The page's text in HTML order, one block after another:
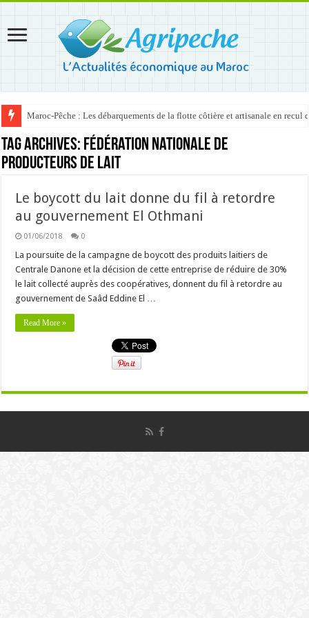
Maroc-Pêche : Les débarquements de la flotte côtière et artisanale en recul
Tag Archives: Fédération nationale de
producteurs de lait
Le boycott du lait donne du fil à retordre
au gouvernement El Othmani
01/06/2018 0
La poursuite de la campagne de boycott des produits laitiers de
Centrale Danone et la décision de cette entreprise de réduire de 30%
le lait collecté auprès des coopératives, donnent du fil à retordre au
gouvernement de Saâd Eddine El …
Read More »